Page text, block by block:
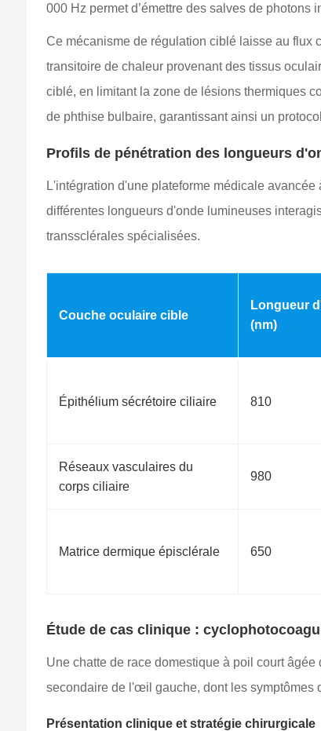
000 Hz permet d’émettre des salves de photons
Ce mécanisme de régulation ciblé laisse au flux
transitoire de chaleur provenant des tissus
ciblé, en limitant la zone de lésions thermiques
de phthise bulbaire, garantissant ainsi un
Profils de pénétration des longueurs
L'intégration d'une plateforme médicale
différentes longueurs d'onde lumineuses
transsclérales spécialisées.
Couche oculaire cible
Longueur
(nm)
Épithélium sécrétoire ciliaire 810
Réseaux vasculaires du
corps ciliaire
980
Matrice dermique épisclérale 650
Étude de cas clinique :
Une chatte de race domestique à poil court
secondaire de l'œil gauche, dont les symptômes
Présentation clinique et stratégie chirurgicale